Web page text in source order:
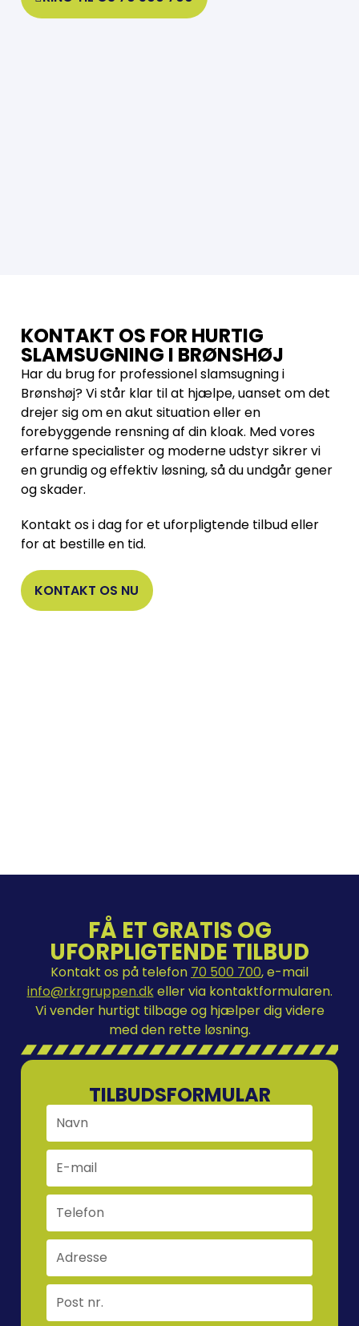
KONTAKT OS FOR HURTIG
SLAMSUGNING I BRØNSHØJ
Har du brug for professionel slamsugning i
Brønshøj? Vi står klar til at hjælpe, uanset om det
drejer sig om en akut situation eller en
forebyggende rensning af din kloak. Med vores
erfarne specialister og moderne udstyr sikrer vi
en grundig og effektiv løsning, så du undgår gener
og skader.
Kontakt os i dag for et uforpligtende tilbud eller
for at bestille en tid.
KONTAKT OS NU
FÅ ET GRATIS OG
UFORPLIGTENDE TILBUD
Kontakt os på telefon 70 500 700, e-mail
info@rkrgruppen.dkeller via kontaktformularen.
Vi vender hurtigt tilbage og hjælper dig videre
med den rette løsning.
TILBUDSFORMULAR